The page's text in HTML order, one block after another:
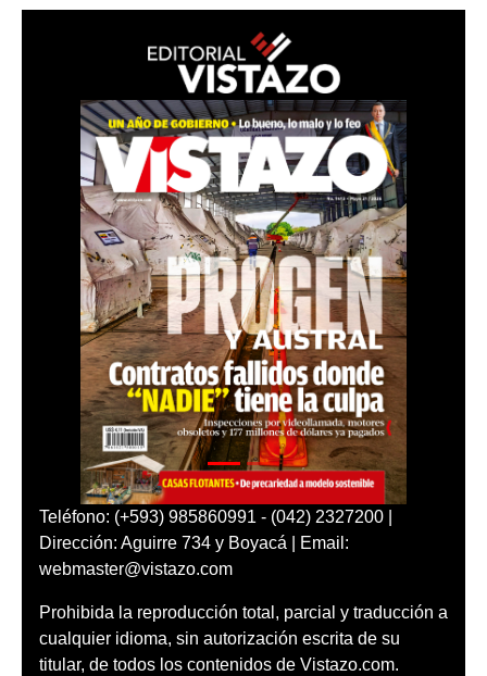
Teléfono: (+593) 985860991 - (042) 2327200 |
Dirección: Aguirre 734 y Boyacá | Email:
webmaster@vistazo.com
Prohibida la reproducción total, parcial y traducción a
cualquier idioma, sin autorización escrita de su
titular, de todos los contenidos de Vistazo.com.